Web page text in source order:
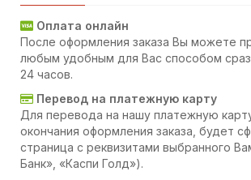
Оплата онлайн
После оформления заказа Вы можете
любым удобным для Вас способом
24 часов.
Перевод на платежную карту
Для перевода на нашу платежную
окончания оформления заказа, будет
страница с реквизитами выбранного
Банк», «Каспи Голд»).